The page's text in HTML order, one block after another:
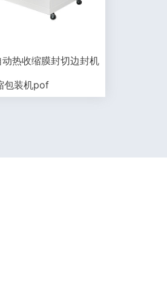
热收缩膜封切边封机
包装机pof